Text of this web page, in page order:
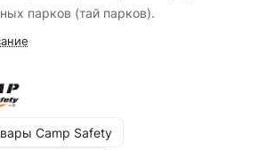
парков (тай парков).
Camp Safety